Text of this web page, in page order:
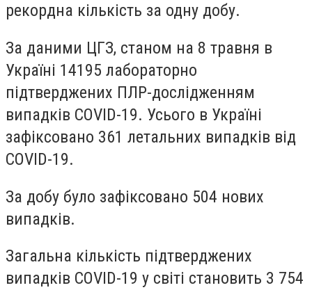
рекордна кількість за одну добу.
За даними ЦГЗ, станом на 8 травня в
Україні 14195 лабораторно
підтверджених ПЛР-дослідженням
випадків COVID-19. Усього в Україні
зафіксовано 361 летальних випадків від
COVID-19.
За добу було зафіксовано 504 нових
випадків.
Загальна кількість підтверджених
випадків COVID-19 у світі становить 3 754